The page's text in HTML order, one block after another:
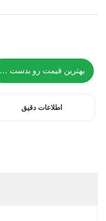
بهترین قیمت رو بدست بیار
اطلاعات دقیق